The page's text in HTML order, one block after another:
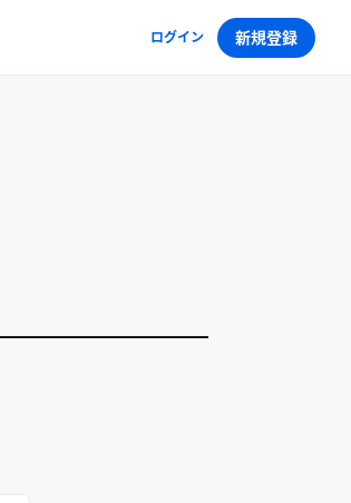
ログイン 新規登録